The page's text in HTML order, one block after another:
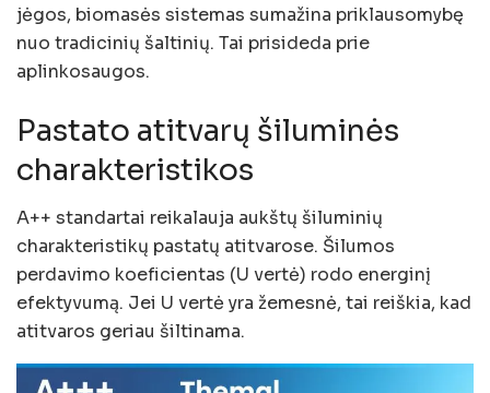
jėgos, biomasės sistemas sumažina priklausomybę
nuo tradicinių šaltinių. Tai prisideda prie
aplinkosaugos.
Pastato atitvarų šiluminės
charakteristikos
A++ standartai reikalauja aukštų šiluminių
charakteristikų pastatų atitvarose. Šilumos
perdavimo koeficientas (U vertė) rodo energinį
efektyvumą. Jei U vertė yra žemesnė, tai reiškia, kad
atitvaros geriau šiltinama.